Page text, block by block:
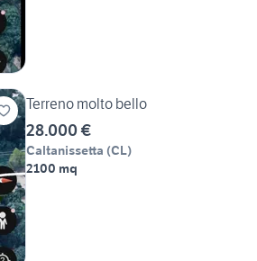
Terreno molto bello
28.000 €
Caltanissetta (CL)
2100 mq